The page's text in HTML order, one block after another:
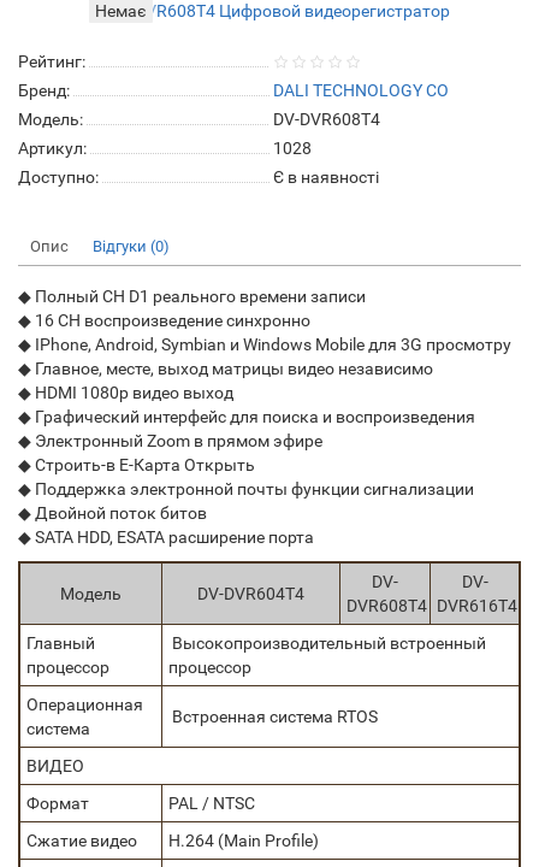
Немає
Рейтинг:
Бренд:
DALI TECHNOLOGY CO
Модель:
DV-DVR608T4
Артикул:
1028
Доступно:
Є в наявності
Опис Відгуки (0)
◆ Полный CH D1 реального времени записи
◆ 16 CH воспроизведение синхронно
◆ IPhone, Android, Symbian и Windows Mobile для 3G просмотру
◆ Главное, месте, выход матрицы видео независимо
◆ HDMI 1080p видео выход
◆ Графический интерфейс для поиска и воспроизведения
◆ Электронный Zoom в прямом эфире
◆ Строить-в E-Карта Открыть
◆ Поддержка электронной почты функции сигнализации
◆ Двойной поток битов
◆ SATA HDD, ESATA расширение порта
Модель DV-DVR604T4
DV-
DVR608T4
DV-
DVR616T4
Главный
процессор
Высокопроизводительный встроенный
процессор
Операционная
система
Встроенная система RTOS
ВИДЕО
Формат
PAL / NTSC
Сжатие видео
H.264 (Main Profile)